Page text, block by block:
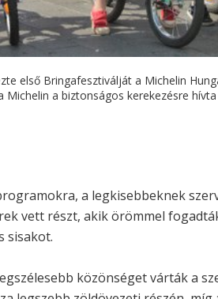
első Bringafesztiválját a Michelin
a biztonságos kerekezésre
a legkisebbeknek
vett részt, akik örömmel
sisakot.
közönséget várták a